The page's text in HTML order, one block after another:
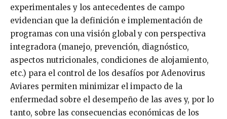
experimentales y los antecedentes de campo
evidencian que la definición e implementación de
programas con una visión global y con perspectiva
integradora (manejo, prevención, diagnóstico,
aspectos nutricionales, condiciones de alojamiento,
etc.) para el control de los desafíos por Adenovirus
Aviares permiten minimizar el impacto de la
enfermedad sobre el desempeño de las aves y, por lo
tanto, sobre las consecuencias económicas de los